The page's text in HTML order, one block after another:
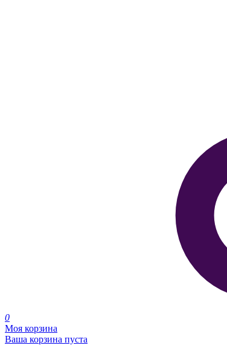
0
Моя корзина
Ваша корзина пуста